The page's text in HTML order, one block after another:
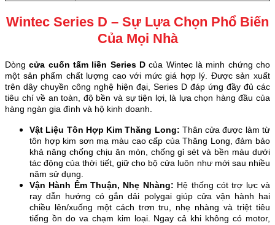
Wintec Series D – Sự Lựa Chọn Phổ Biến
Của Mọi Nhà
Dòngcửa cuốn tấm liền Series D của Wintec là minh chứng cho
một sản phẩm chất lượng cao với mức giá hợp lý. Được sản xuất
trên dây chuyền công nghệ hiện đại, Series D đáp ứng đầy đủ các
tiêu chí về an toàn, độ bền và sự tiện lợi, là lựa chọn hàng đầu của
hàng ngàn gia đình và hộ kinh doanh.
Vật Liệu Tôn Hợp Kim Thăng Long: Thân cửa được làm từ
tôn hợp kim sơn mạ màu cao cấp của Thăng Long, đảm bảo
khả năng chống chịu ăn mòn, chống gỉ sét và bền màu dưới
tác động của thời tiết, giữ cho bộ cửa luôn như mới sau nhiều
năm sử dụng.
Vận Hành Êm Thuận, Nhẹ Nhàng: Hệ thống cót trợ lực và
ray dẫn hướng có gắn dải polygai giúp cửa vận hành hai
chiều lên/xuống một cách trơn tru, nhẹ nhàng và triệt tiêu
tiếng ồn do va chạm kim loại. Ngay cả khi không có motor,